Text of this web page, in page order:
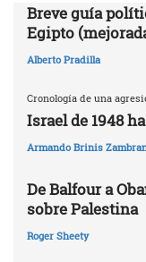
Breve guía
Egipto
Alberto Pradilla
Cronología de una
Israel de 1948
Armando Brinis
De Balfour a
sobre Palestina
Roger Sheety